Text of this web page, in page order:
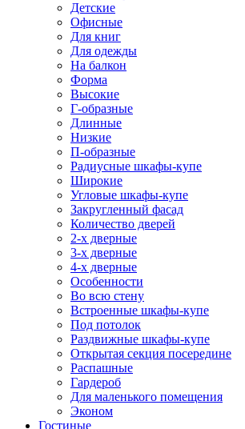
Детские
Офисные
Для книг
Для одежды
На балкон
Форма
Высокие
Г-образные
Длинные
Низкие
П-образные
Радиусные шкафы-купе
Широкие
Угловые шкафы-купе
Закругленный фасад
Количество дверей
2-х дверные
3-х дверные
4-х дверные
Особенности
Во всю стену
Встроенные шкафы-купе
Под потолок
Раздвижные шкафы-купе
Открытая секция посередине
Распашные
Гардероб
Для маленького помещения
Эконом
Гостиные